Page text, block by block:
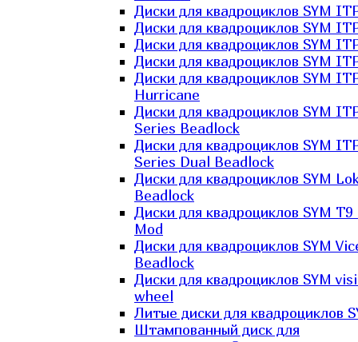
Диски для квадроциклов SYM
Диски для квадроциклов SYM
Диски для квадроциклов SYM
Диски для квадроциклов SYM
Диски для квадроциклов SYM
Hurricane
Диски для квадроциклов SYM
Series Beadlock
Диски для квадроциклов SYM
Series Dual Beadlock
Диски для квадроциклов SYM
Beadlock
Диски для квадроциклов SYM T9
Mod
Диски для квадроциклов SYM
Beadlock
Диски для квадроциклов SYM
wheel
Литые диски для квадроциклов
Штампованный диск для